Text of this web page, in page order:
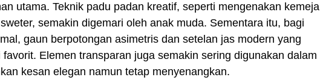
utama. Teknik padu padan kreatif, seperti mengenakan kemeja
semakin digemari oleh anak muda. Sementara itu, bagi
gaun berpotongan asimetris dan setelan jas modern yang
Elemen transparan juga semakin sering digunakan dalam
kesan elegan namun tetap menyenangkan.